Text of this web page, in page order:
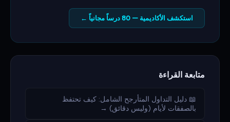
استكشف الأكاديمية — 80 درساً مجانياً ←
متابعة القراءة
📖 دليل التداول المتأرجح الشامل: كيف تحتفظ
بالصفقات لأيام (وليس دقائق) →